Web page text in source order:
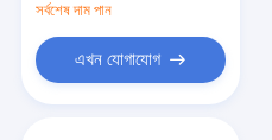
সর্বশেষ দাম পান
এখন যোগাযোগ